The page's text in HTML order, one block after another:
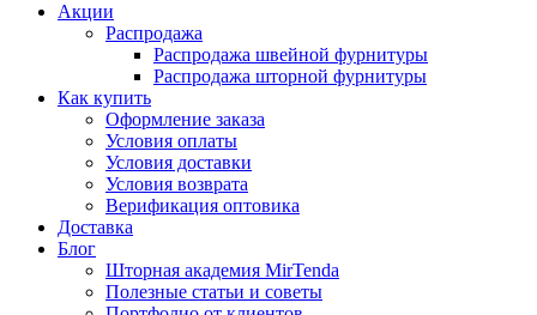
Акции
Распродажа
Распродажа швейной фурнитуры
Распродажа шторной фурнитуры
Как купить
Оформление заказа
Условия оплаты
Условия доставки
Условия возврата
Верификация оптовика
Доставка
Блог
Шторная академия MirTenda
Полезные статьи и советы